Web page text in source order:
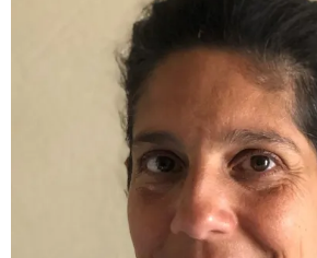
Infos zur Person